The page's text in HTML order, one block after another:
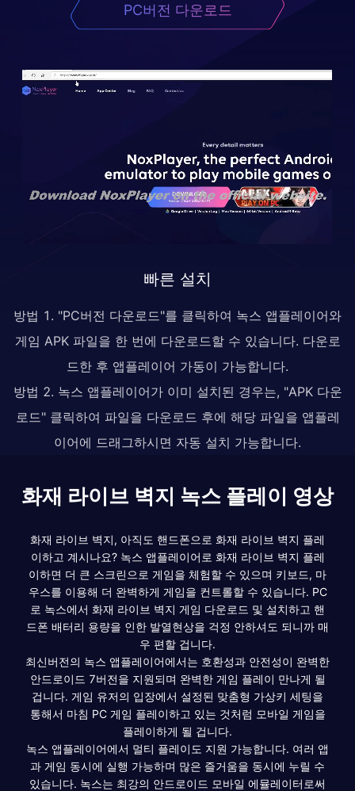
PC버전 다운로드
빠른 설치
방법 1. "PC버전 다운로드"를 클릭하여 녹스 앱플레이어와
게임 APK 파일을 한 번에 다운로드할 수 있습니다. 다운로
드한 후 앱플레이어 가동이 가능합니다.
방법 2. 녹스 앱플레이어가 이미 설치된 경우는, "APK 다운
로드" 클릭하여 파일을 다운로드 후에 해당 파일을 앱플레
이어에 드래그하시면 자동 설치 가능합니다.
화재 라이브 벽지 녹스 플레이 영상
화재 라이브 벽지, 아직도 핸드폰으로 화재 라이브 벽지 플레
이하고 계시나요? 녹스 앱플레이어로 화재 라이브 벽지 플레
이하면 더 큰 스크린으로 게임을 체험할 수 있으며 키보드, 마
우스를 이용해 더 완벽하게 게임을 컨트롤할 수 있습니다. PC
로 녹스에서 화재 라이브 벽지 게임 다운로드 및 설치하고 핸
드폰 배터리 용량을 인한 발열현상을 걱정 안하셔도 되니까 매
우 편할 겁니다.
최신버전의 녹스 앱플레이어에서는 호환성과 안전성이 완벽한
안드로이드 7버전을 지원되며 완벽한 게임 플레이 만나게 될
겁니다. 게임 유저의 입장에서 설정된 맞춤형 가상키 세팅을
통해서 마침 PC 게임 플레이하고 있는 것처럼 모바일 게임을
플레이하게 될 겁니다.
녹스 앱플레이어에서 멀티 플레이도 지원 가능합니다. 여러 앱
과 게임 동시에 실행 가능하며 많은 즐거움을 동시에 누릴 수
있습니다. 녹스는 최강의 안드로이드 모바일 에뮬레이터로써